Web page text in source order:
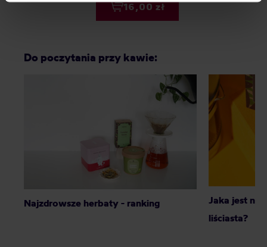
processing, including your rights, can be found in the
16,00 zł
Do poczytania przy kawie:
Najzdrowsze herbaty - ranking
Jaka jest
liściasta?